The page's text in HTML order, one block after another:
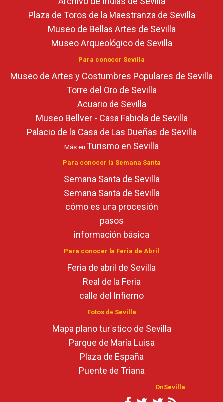
Plaza de Toros de la Maestranza de Sevilla
Museo de Bellas Artes de Sevilla
Museo Arqueológico de Sevilla
Para conocer Sevilla
Museo de Artes y Costumbres Populares de Sevilla
Torre del Oro de Sevilla
Acuario de Sevilla
Museo Bellver - Casa Fabiola de Sevilla
Palacio de la Casa de Las Dueñas de Sevilla
Más en Turismo en Sevilla
Para conocer la Semana Santa
Semana Santa de Sevilla
Semana Santa de Sevilla
cómo es una procesión
pasos
información básica
Para conocer la Feria de Abril
Feria de abril de Sevilla
Real de la Feria
calle del Infierno
Fotos de Sevilla
Mapa plano turístico de Sevilla
Parque de María Luisa
Plaza de España
Puente de Triana
OnSevilla